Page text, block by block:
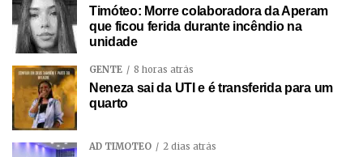
Timóteo: Morre colaboradora da Aperam
que ficou ferida durante incêndio na
unidade
GENTE 8 horas atrás
Neneza sai da UTI e é transferida para um
quarto
AD TIMÓTEO 2 dias atrás